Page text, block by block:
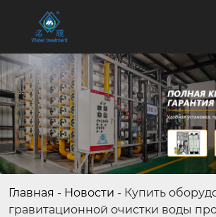
Главная - Новости - Купить
гравитационной очистки воды